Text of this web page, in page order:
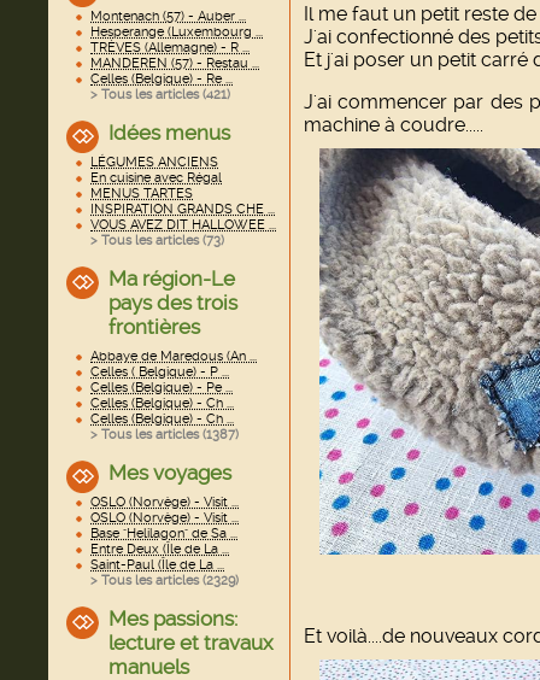
Montenach (57) - Auber ...
Hesperange (Luxembourg ...
TRÈVES (Allemagne) - R ...
MANDEREN (57) - Restau ...
Celles (Belgique) - Re ...
> Tous les articles (421)
Idées menus
LÉGUMES ANCIENS
En cuisine avec Régal
MENUS TARTES
INSPIRATION GRANDS CHE ...
VOUS AVEZ DIT HALLOWEE ...
> Tous les articles (73)
Ma région-Le
pays des trois
frontières
Abbaye de Maredous (An ...
Celles ( Belgique) - P ...
Celles (Belgique) - Pe ...
Celles (Belgique) - Ch ...
Celles (Belgique) - Ch ...
> Tous les articles (1387)
Mes voyages
OSLO (Norvège) - Visit ...
OSLO (Norvège) - Visit ...
Base "Helilagon" de Sa ...
Entre Deux (Île de La ...
Saint-Paul (Île de La ...
> Tous les articles (2329)
Mes passions:
lecture et travaux
manuels
Il me faut un petit reste
J'ai confectionné des
Et j'ai poser un petit
J'ai commencer par des
machine à coudre.....
Et voilà....de nouveaux